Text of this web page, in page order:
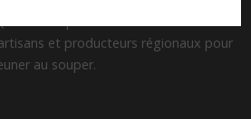
et producteurs régionaux pour
au souper.